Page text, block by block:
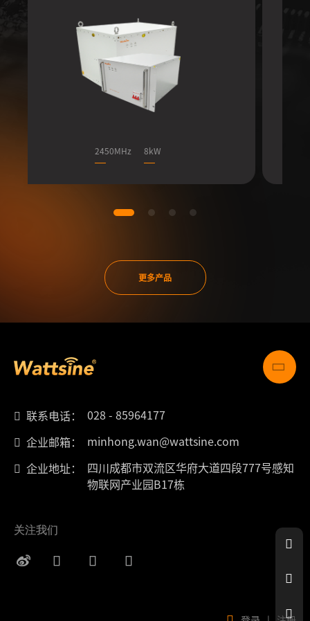
2450MHz 200W
更多产品
联系电话：
028 - 85964177
企业邮箱：
minhong.wan@wattsine.com
企业地址：
四川成都市双流区华府大道四段777号感知
物联网产业园B17栋
关注我们